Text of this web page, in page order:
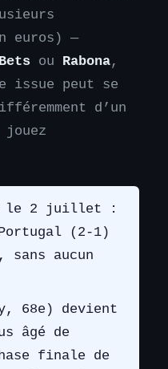
euros) —
ou Rabona,
issue peut se
d’un
le 2 juillet :
(2-1)
aucun
68e) devient
âgé de
finale de